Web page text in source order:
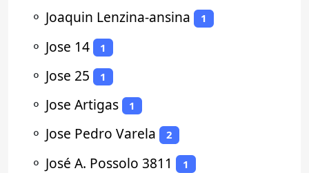
⚬ Joaquin Lenzina-ansina 1
⚬ Jose 14 1
⚬ Jose 25 1
⚬ Jose Artigas 1
⚬ Jose Pedro Varela 2
⚬ José A. Possolo 3811 1